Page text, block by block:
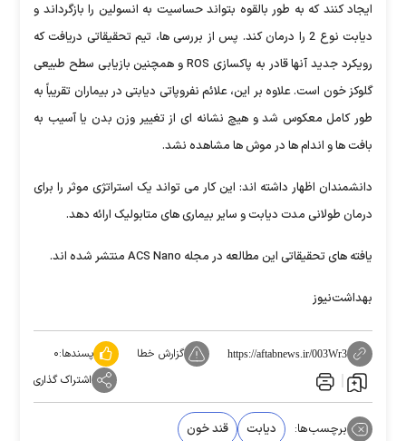
ایجاد کنند که به طور بالقوه بتواند حساسیت به انسولین را بازگرداند و
دیابت نوع 2 را درمان کند. پس از بررسی ها، تیم تحقیقاتی دریافت که
رویکرد جدید آنها قادر به پاکسازی ROS و همچنین بازیابی سطح طبیعی
گلوکز خون است. علاوه بر این، علائم نفروپاتی دیابتی در بیماران تقریباً به
طور کامل معکوس شد و هیچ نشانه ای از تغییر وزن بدن یا آسیب به
بافت ها و اندام ها در موش ها مشاهده نشد.
دانشمندان اظهار داشته اند: این کار می تواند یک استراتژی موثر را برای
درمان طولانی مدت دیابت و سایر بیماری های متابولیک ارائه دهد.
یافته های تحقیقاتی این مطالعه در مجله ACS Nano منتشر شده اند.
بهداشت‌نیوز
https://aftabnews.ir/003Wr3 گزارش خطا پسندها:۰
اشتراک گذاری
برچسب‌ها: دیابت قند خون